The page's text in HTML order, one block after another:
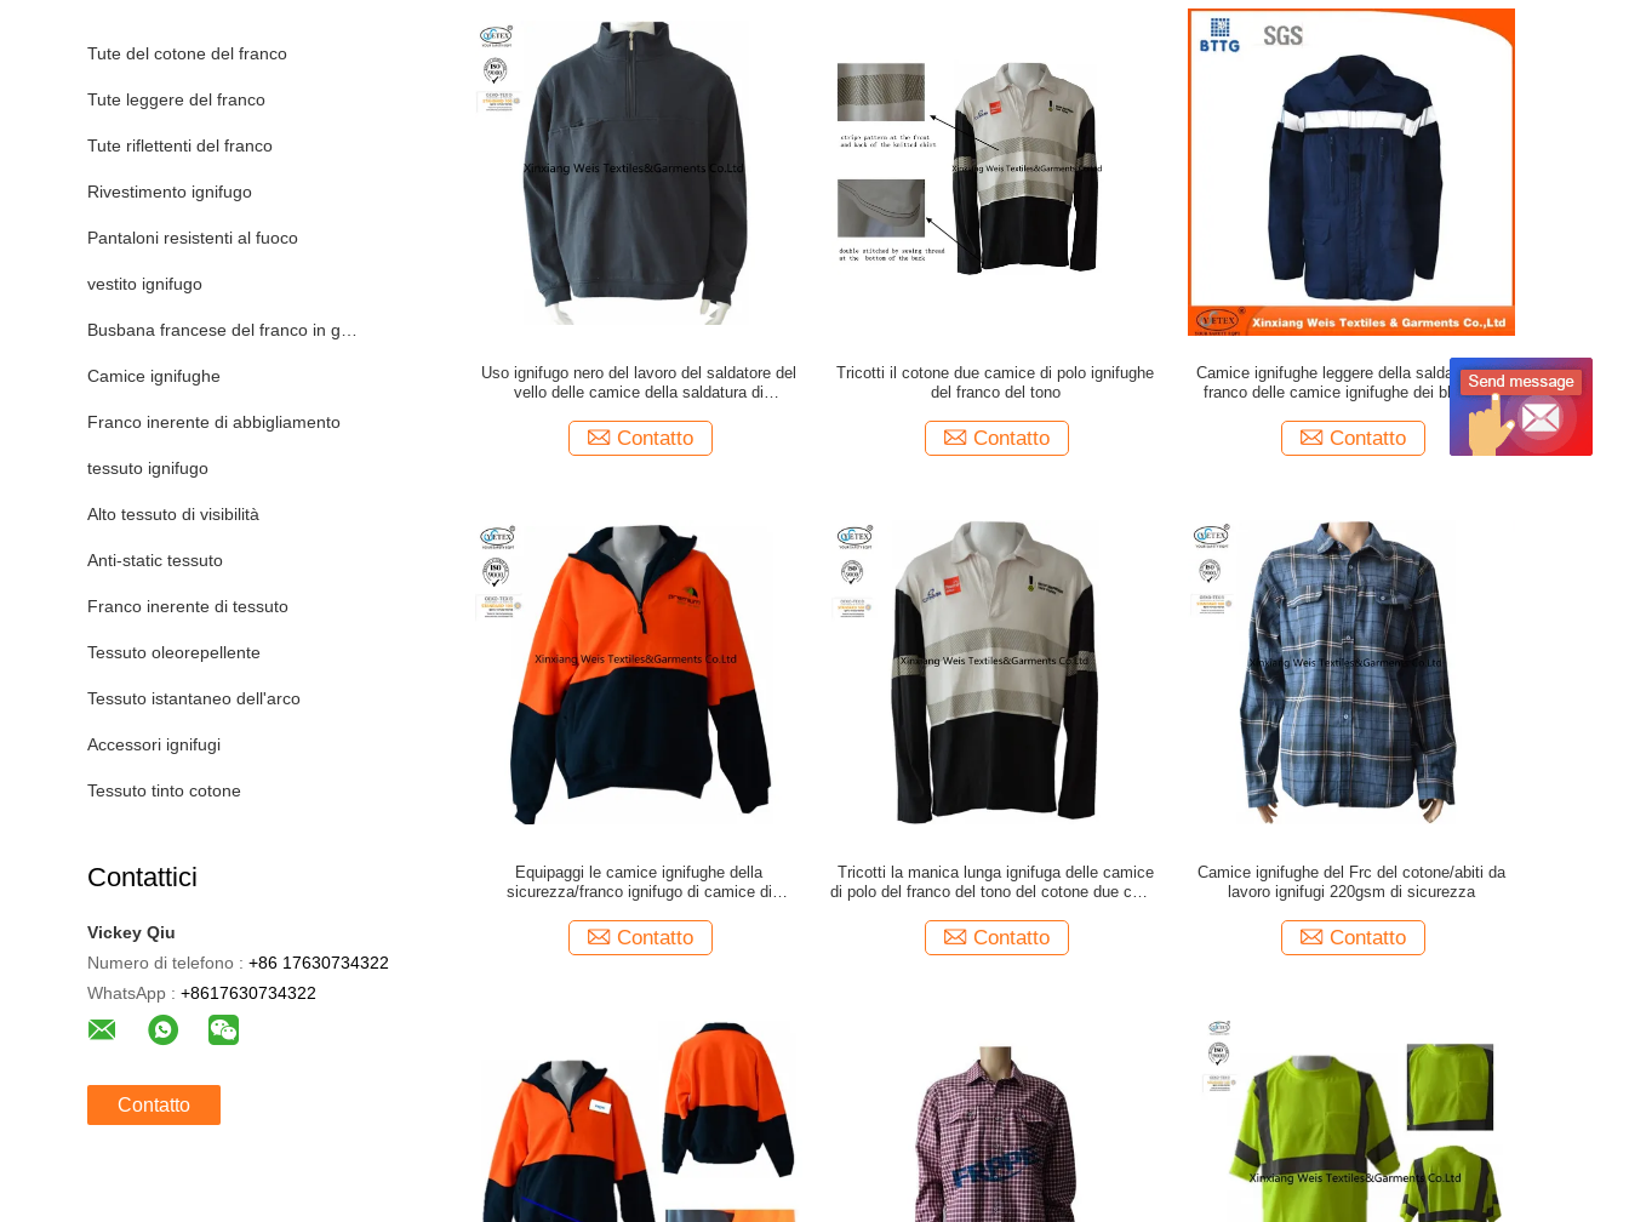
Tute del cotone del franco
Tute leggere del franco
Tute riflettenti del franco
Rivestimento ignifugo
Pantaloni resistenti al fuoco
vestito ignifugo
Busbana francese del franco in generale
Camice ignifughe
Franco inerente di abbigliamento
tessuto ignifugo
Alto tessuto di visibilità
Anti-static tessuto
Franco inerente di tessuto
Tessuto oleorepellente
Tessuto istantaneo dell'arco
Accessori ignifugi
Tessuto tinto cotone
Contattici
Vickey Qiu
Numero di telefono : +86 17630734322
WhatsApp : +8617630734322
Contatto
Uso ignifugo nero del lavoro del saldatore del
vello delle camice della saldatura di
Contatto
Tricotti il cotone due camice di polo ignifughe
del franco del tono
Contatto
Camice ignifughe leggere della saldatura del
franco delle camice ignifughe dei blu navy
Contatto
Equipaggi le camice ignifughe della
sicurezza/franco ignifugo di camice di
Contatto
Tricotti la manica lunga ignifuga delle camice
di polo del franco del tono del cotone due con il
Contatto
Camice ignifughe del Frc del cotone/abiti da
lavoro ignifugi 220gsm di sicurezza
Contatto